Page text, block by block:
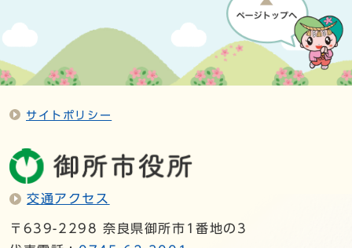
サイトポリシー
交通アクセス
〒639-2298 奈良県御所市1番地の3